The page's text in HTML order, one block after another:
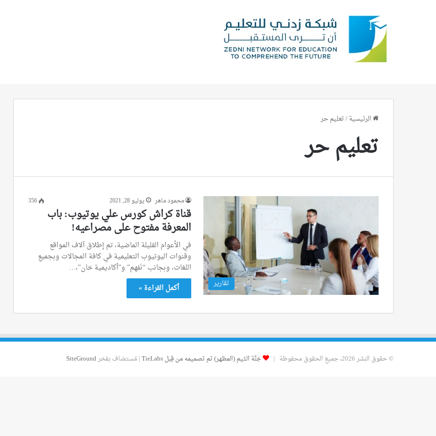
الرئيسية/تعليم حر
تعليم حر
تقارير
محمود ماهر يوليو 28, 2021 356
قناة كراش كورس علي يوتيوب: باب
المعرفة مفتوح على مصراعيه!
في الأعوام القليلة الماضية، تم إطلاق آلاف المواقع
وقنوات اليوتيوب التعليمية في كافة المجالات وبجميع
اللغات، وبجانب “نَفهم” و”أكاديمية خان”،…
أكمل القراءة »
© حقوق النشر 2026، جميع الحقوق محفوظة | جَنَّة الثيم (المظهر) تم تصميمه من قِبل TieLabs | مُستضاف بفخرSiteGround